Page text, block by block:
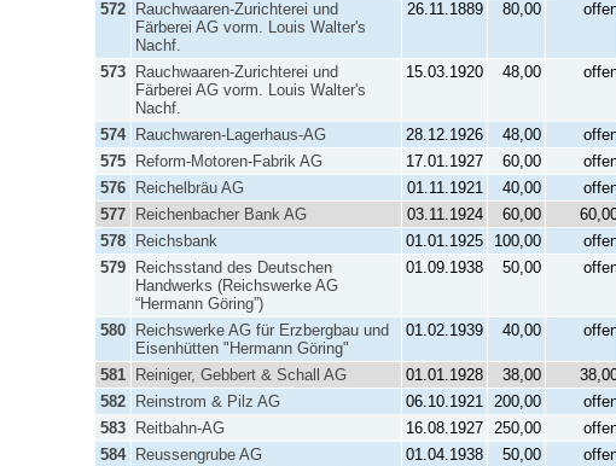
572
Rauchwaaren-Zurichterei und
Färberei AG vorm. Louis Walter's
Nachf.
26.11.1889 80,00
573
Rauchwaaren-Zurichterei und
Färberei AG vorm. Louis Walter's
Nachf.
15.03.1920 48,00
574 Rauchwaren-Lagerhaus-AG 28.12.1926 48,00
575
Reform-Motoren-Fabrik AG 17.01.1927 60,00
576
Reichelbräu AG 01.11.1921 40,00
577
Reichenbacher Bank AG 03.11.1924 60,00
578
Reichsbank 01.01.1925 100,00
579
Reichsstand des Deutschen
Handwerks (Reichswerke AG
“Hermann Göring”)
01.09.1938 50,00
580
Reichswerke AG für Erzbergbau und
Eisenhütten "Hermann Göring"
01.02.1939 40,00
581 Reiniger, Gebbert & Schall AG 01.01.1928 38,00
582
Reinstrom & Pilz AG 06.10.1921 200,00
583
Reitbahn-AG 16.08.1927 250,00
584
Reussengrube AG 01.04.1938 50,00